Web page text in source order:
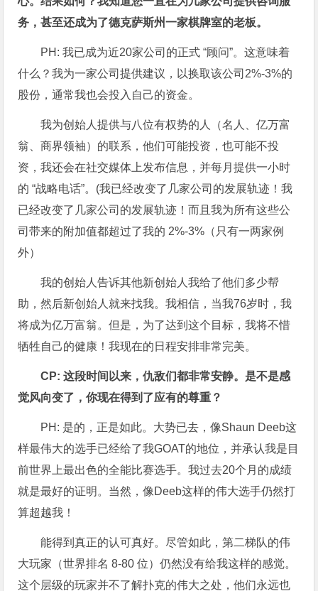
务，甚至还成为了德克萨斯州一家棋牌室的老板。
PH: 我已成为近20家公司的正式 “顾问”。这意味着
什么？我为一家公司提供建议，以换取该公司2%-3%的
股份，通常我也会投入自己的资金。
我为创始人提供与八位有权势的人（名人、亿万富
翁、商界领袖）的联系，他们可能投资，也可能不投
资，我还会在社交媒体上发布信息，并每月提供一小时
的 “战略电话”。(我已经改变了几家公司的发展轨迹！我
已经改变了几家公司的发展轨迹！而且我为所有这些公
司带来的附加值都超过了我的 2%-3%（只有一两家例
外）
我的创始人告诉其他新创始人我给了他们多少帮
助，然后新创始人就来找我。我相信，当我76岁时，我
将成为亿万富翁。但是，为了达到这个目标，我将不惜
牺牲自己的健康！我现在的日程安排非常完美。
CP: 这段时间以来，仇敌们都非常安静。是不是感
觉风向变了，你现在得到了应有的尊重？
PH: 是的，正是如此。大势已去，像Shaun Deeb这
样最伟大的选手已经给了我GOAT的地位，并承认我是目
前世界上最出色的全能比赛选手。我过去20个月的成绩
就是最好的证明。当然，像Deeb这样的伟大选手仍然打
算超越我！
能得到真正的认可真好。尽管如此，第二梯队的伟
大玩家（世界排名 8-80 位）仍然没有给我这样的感觉。
这个层级的玩家并不了解扑克的伟大之处，他们永远也